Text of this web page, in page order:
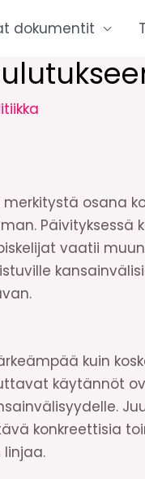
dokumentit
osana
Päivityksessä
vaatii
kuin
käytännöt
konkreettisia
linjaa.